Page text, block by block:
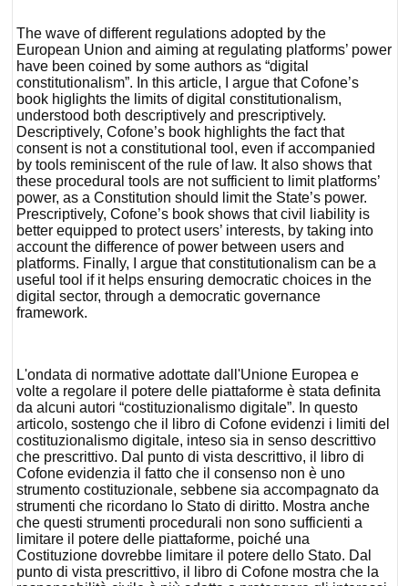
The wave of different regulations adopted by the
European Union and aiming at regulating platforms’ power
have been coined by some authors as “digital
constitutionalism”. In this article, I argue that Cofone’s
book higlights the limits of digital constitutionalism,
understood both descriptively and prescriptively.
Descriptively, Cofone’s book highlights the fact that
consent is not a constitutional tool, even if accompanied
by tools reminiscent of the rule of law. It also shows that
these procedural tools are not sufficient to limit platforms’
power, as a Constitution should limit the State’s power.
Prescriptively, Cofone’s book shows that civil liability is
better equipped to protect users’ interests, by taking into
account the difference of power between users and
platforms. Finally, I argue that constitutionalism can be a
useful tool if it helps ensuring democratic choices in the
digital sector, through a democratic governance
framework.
L'ondata di normative adottate dall'Unione Europea e
volte a regolare il potere delle piattaforme è stata definita
da alcuni autori “costituzionalismo digitale”. In questo
articolo, sostengo che il libro di Cofone evidenzi i limiti del
costituzionalismo digitale, inteso sia in senso descrittivo
che prescrittivo. Dal punto di vista descrittivo, il libro di
Cofone evidenzia il fatto che il consenso non è uno
strumento costituzionale, sebbene sia accompagnato da
strumenti che ricordano lo Stato di diritto. Mostra anche
che questi strumenti procedurali non sono sufficienti a
limitare il potere delle piattaforme, poiché una
Costituzione dovrebbe limitare il potere dello Stato. Dal
punto di vista prescrittivo, il libro di Cofone mostra che la